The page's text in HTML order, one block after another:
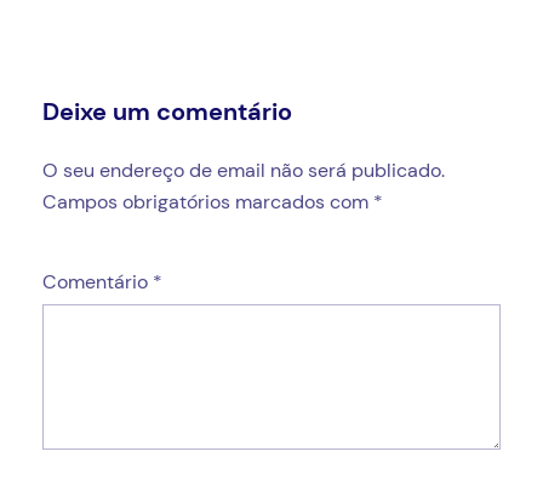
Deixe um comentário
O seu endereço de email não será publicado.
Campos obrigatórios marcados com *
Comentário *